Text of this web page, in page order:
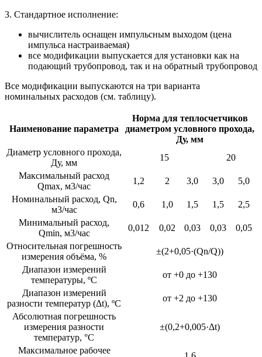
3. Стандартное исполнение:
вычислитель оснащен импульсным выходом (цена
импульса настраиваемая)
все модификации выпускается для установки как на
подающий трубопровод, так и на обратный трубопровод
Все модификации выпускаются на три варианта
номинальных расходов (см. таблицу).
Наименование параметра
Норма для теплосчетчиков
диаметром условного прохода,
Ду, мм
Диаметр условного прохода,
Ду, мм
15
20
Максимальный расход
Qmax, м3/час
1,2 2 3,0 3,0
5,0
Номинальный расход, Qn,
м3/час
0,6 1,0 1,5 1,5
2,5
Минимальный расход,
Qmin, м3/час
0,012 0,02 0,03 0,03
0,05
Относительная погрешность
измерения объёма, %
±(2+0,05·(Qn/Q))
Диапазон измерений
температуры, ºС
от +0 до +130
Диапазон измерений
разности температур (Δt), ºС
от +2 до +130
Абсолютная погрешность
измерения разности
температур, °С
±(0,2+0,005·Δt)
Максимальное рабочее